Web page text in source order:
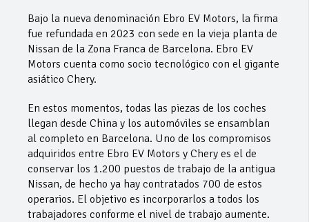
Bajo la nueva denominación Ebro EV Motors, la firma
fue refundada en 2023 con sede en la vieja planta de
Nissan de la Zona Franca de Barcelona. Ebro EV
Motors cuenta como socio tecnológico con el gigante
asiático Chery.
En estos momentos, todas las piezas de los coches
llegan desde China y los automóviles se ensamblan
al completo en Barcelona. Uno de los compromisos
adquiridos entre Ebro EV Motors y Chery es el de
conservar los 1.200 puestos de trabajo de la antigua
Nissan, de hecho ya hay contratados 700 de estos
operarios. El objetivo es incorporarlos a todos los
trabajadores conforme el nivel de trabajo aumente.